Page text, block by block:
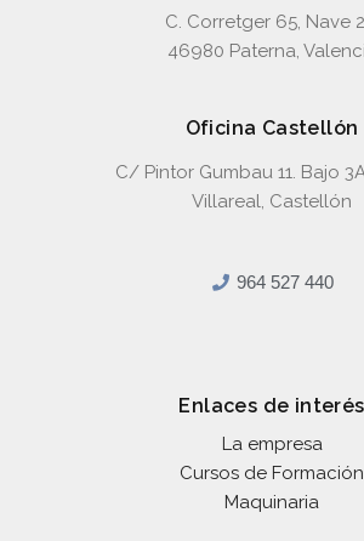
C. Corretger 65, Nave
46980 Paterna,
Oficina Castellón
C/ Pintor Gumbau 11. Bajo
Villareal, Castellón
964 527 440
Enlaces de interés
La empresa
Cursos de Formación
Maquinaria